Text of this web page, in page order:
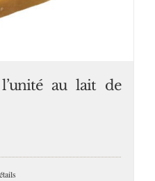
au lait de